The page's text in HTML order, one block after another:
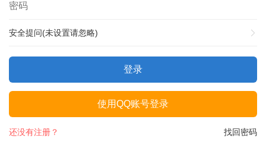
安全提问(未设置请忽略)
登录
使用QQ账号登录
找回密码
还没有注册？